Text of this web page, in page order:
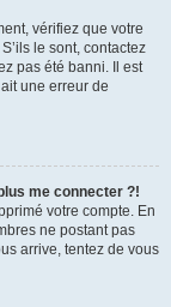
vérifiez que votre
le sont, contactez
pas été banni. Il est
une erreur de
me connecter ?!
votre compte. En
ne postant pas
arrive, tentez de vous